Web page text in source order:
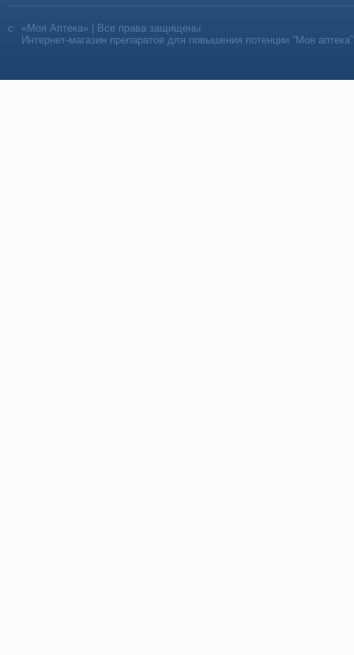
«Моя Аптека» | Все права защищены
Интернет-магазин препаратов для повышения потенции “Моя